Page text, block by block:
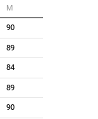
М
90
89
84
89
90